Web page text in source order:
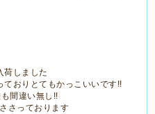
荷しました
おりとてもかっこいいです!!
間違い無し!!
さっております